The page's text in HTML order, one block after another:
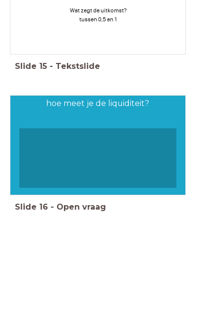
Wat zegt de uitkomst?
tussen 0,5 en 1
Slide 15 - Tekstslide
hoe meet je de liquiditeit?
Slide 16 - Open vraag